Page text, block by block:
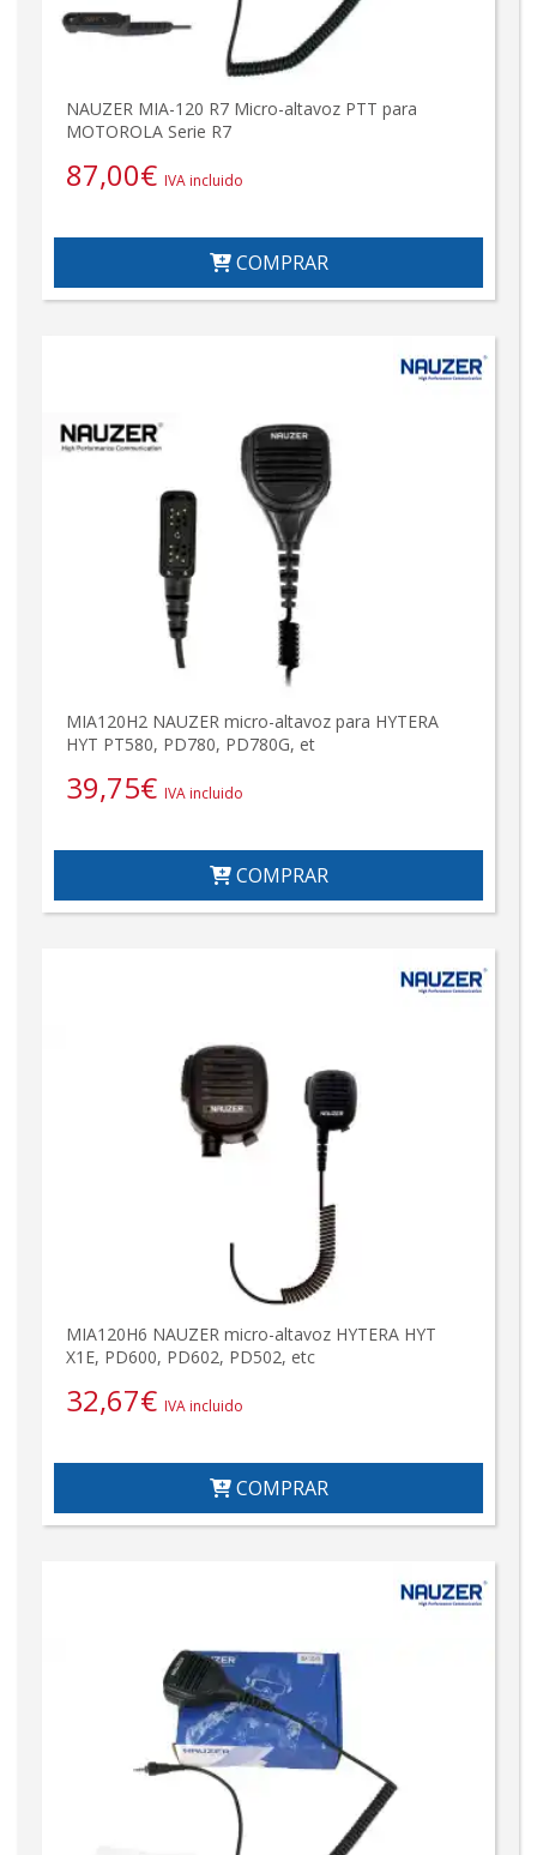
NAUZER MIA-120 R7 Micro-altavoz PTT para
MOTOROLA Serie R7
87,00€ IVA incluido
COMPRAR
MIA120H2 NAUZER micro-altavoz para HYTERA
HYT PT580, PD780, PD780G, et
39,75€ IVA incluido
COMPRAR
MIA120H6 NAUZER micro-altavoz HYTERA HYT
X1E, PD600, PD602, PD502, etc
32,67€ IVA incluido
COMPRAR